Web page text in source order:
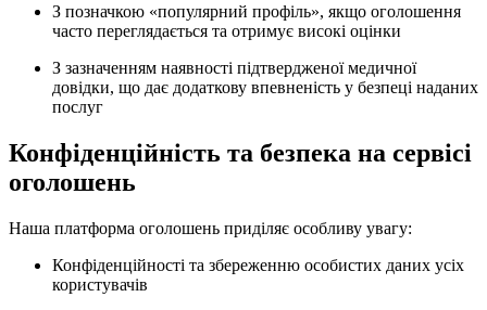
З позначкою «популярний профіль», якщо оголошення
часто переглядається та отримує високі оцінки
З зазначенням наявності підтвердженої медичної
довідки, що дає додаткову впевненість у безпеці наданих
послуг
Конфіденційність та безпека на сервісі
оголошень
Наша платформа оголошень приділяє особливу увагу:
Конфіденційності та збереженню особистих даних усіх
користувачів